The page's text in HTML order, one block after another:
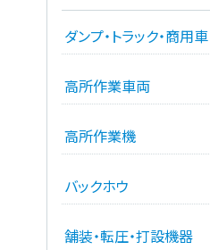
ダンプ・トラック・商用車
高所作業車両
高所作業機
バックホウ
舗装・転圧・打設機器